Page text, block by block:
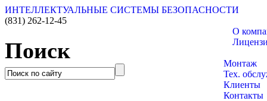
ИНТЕЛЛЕКТУАЛЬНЫЕ СИСТЕМЫ БЕЗОПАСНОСТИ
(831) 262-12-45
Поиск
О
Монтаж
Тех.
Клиенты
Контакты